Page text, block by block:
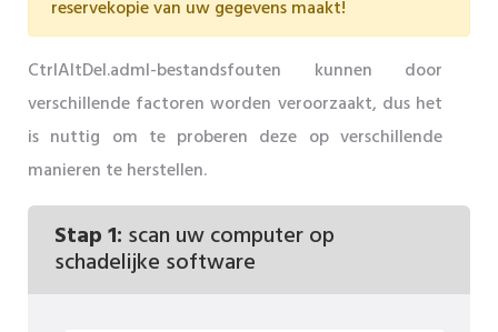
reservekopie van uw gegevens maakt!
CtrlAltDel.adml-bestandsfouten kunnen door
verschillende factoren worden veroorzaakt, dus het
is nuttig om te proberen deze op verschillende
manieren te herstellen.
Stap 1: scan uw computer op
schadelijke software